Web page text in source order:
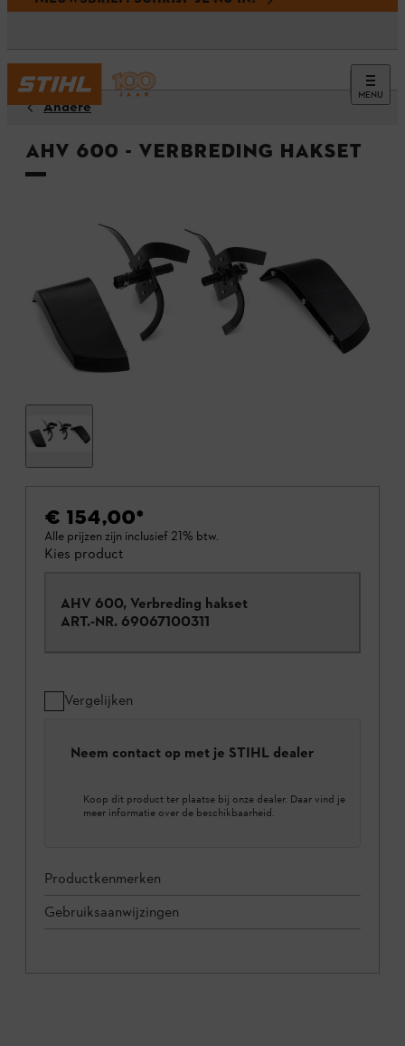
MENU
Andere
AHV 600 - Verbreding hakset
€ 154,00*
Alle prijzen zijn inclusief 21% btw.
Kies product
AHV 600, Verbreding hakset
ART.-NR. 69067100311
Vergelijken
Neem contact op met je STIHL dealer
Koop dit product ter plaatse bij onze dealer. Daar vind je
meer informatie over de beschikbaarheid.
Productkenmerken
Gebruiksaanwijzingen